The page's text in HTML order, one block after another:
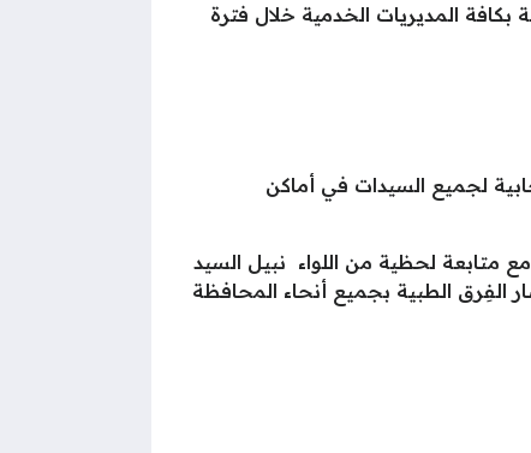
بكافة المديريات الخدمية خلال فترة
لجميع السيدات في أماكن
متابعة لحظية من اللواء نبيل السيد
الفِرق الطبية بجميع أنحاء المحافظة